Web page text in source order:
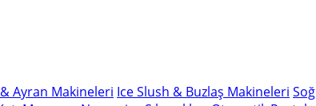
Ayran Makineleri Ice Slush & Buzlaş Makineleri